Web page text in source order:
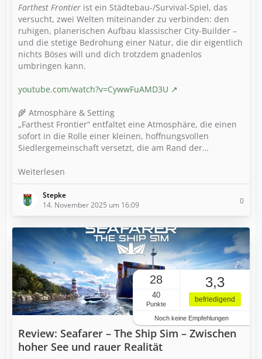
Farthest Frontier ist ein Städtebau-/Survival-Spiel, das
versucht, zwei Welten miteinander zu verbinden: den
ruhigen, planerischen Aufbau klassischer City-Builder –
und die stetige Bedrohung einer Natur, die dir eigentlich
nichts Böses will und dich trotzdem gnadenlos
umbringen kann.
youtube.com/watch?v=CywwFuAMD3U
🌾 Atmosphäre & Setting
„Farthest Frontier“ entfaltet eine Atmosphäre, die einen
sofort in die Rolle einer kleinen, hoffnungsvollen
Siedlergemeinschaft versetzt, die am Rand der…
Weiterlesen
Stepke
14. November 2025 um 16:09
0
28
40
Punkte
3,3
befriedigend
Noch keine Empfehlungen
Review: Seafarer – The Ship Sim – Zwischen
hoher See und rauer Realität